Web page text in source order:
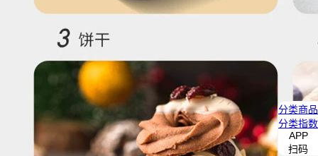
分类商品
分类指数
APP
扫码